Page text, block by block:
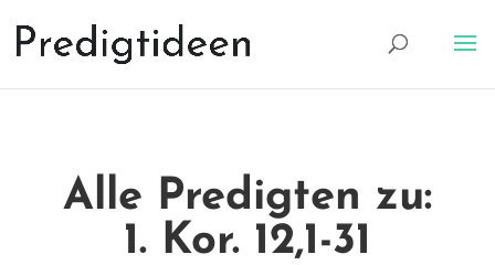
Alle Predigten zu:
1. Kor. 12,1-31